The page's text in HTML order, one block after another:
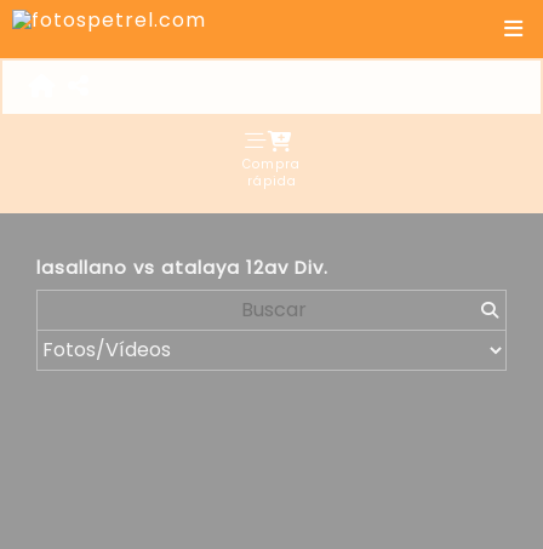
Compra
rápida
lasallano vs atalaya 12av Div.